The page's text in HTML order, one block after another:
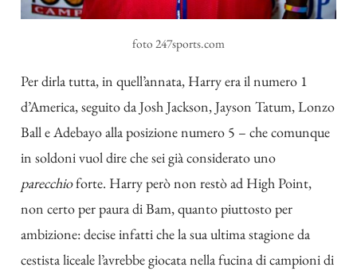
foto 247sports.com
Per dirla tutta, in quell’annata, Harry era il numero 1
d’America, seguito da Josh Jackson, Jayson Tatum, Lonzo
Ball e Adebayo alla posizione numero 5 – che comunque
in soldoni vuol dire che sei già considerato uno
parecchioforte. Harry però non restò ad High Point,
non certo per paura di Bam, quanto piuttosto per
ambizione: decise infatti che la sua ultima stagione da
cestista liceale l’avrebbe giocata nella fucina di campioni di